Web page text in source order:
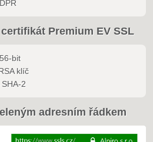
Premium EV SSL
bit
klíč
2
adresním řádkem